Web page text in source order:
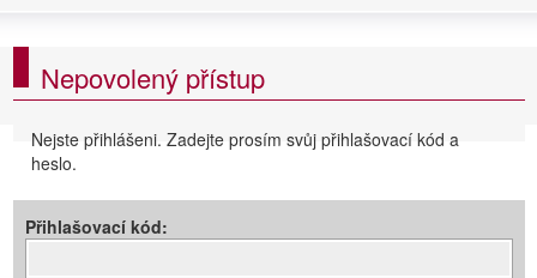
Nepovolený přístup
Nejste přihlášeni. Zadejte prosím svůj přihlašovací kód a
heslo.
Přihlašovací kód: